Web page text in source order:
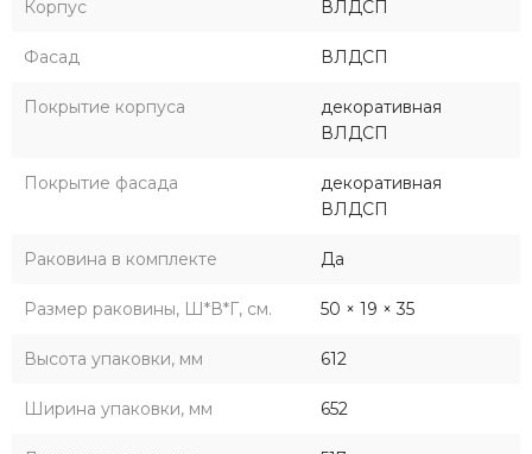
Корпус ВЛДСП
Фасад ВЛДСП
Покрытие корпуса
декоративная
ВЛДСП
Покрытие фасада
декоративная
ВЛДСП
Раковина в комплекте Да
Размер раковины, Ш*В*Г, см. 50 × 19 × 35
Высота упаковки, мм 612
Ширина упаковки, мм 652